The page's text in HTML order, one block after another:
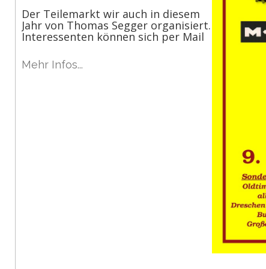
Der Teilemarkt wir auch in diesem
Jahr von Thomas Segger organisiert.
Interessenten können sich per Mail
Mehr Infos...